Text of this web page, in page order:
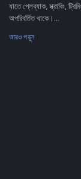
যাতে প্লেব্যাক, স্ক্রাবিং,
অপরিবর্তিত থাকে।...
আরও পড়ুন